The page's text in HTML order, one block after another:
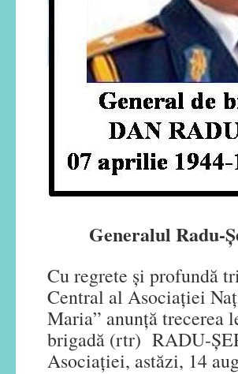
Generalul Radu-
Cu regrete și profundă
Central al Asociației
Maria” anunță trecerea
brigadă (rtr) RADU-
Asociației, astăzi, 14